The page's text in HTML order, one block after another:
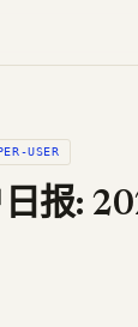
USER
报: